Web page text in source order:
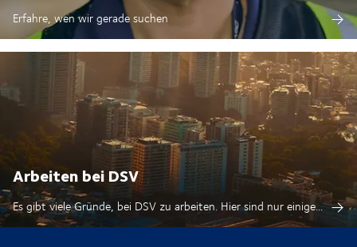
Erfahre, wen wir gerade suchen
Arbeiten bei DSV
Es gibt viele Gründe, bei DSV zu arbeiten. Hier sind nur einige...